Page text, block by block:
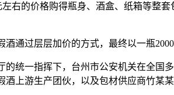
右的价格购得瓶身、酒盒、纸箱等整
通过层层加价的方式，最终以一瓶
的统一指挥下，台州市公安机关在全国
上游生产团伙，以及包材供应商竹某